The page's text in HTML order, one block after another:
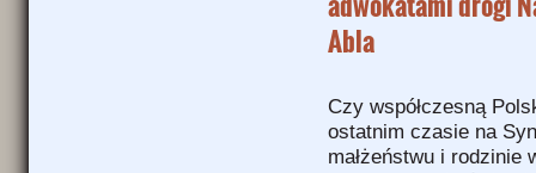
Abla
Czy współczesną
ostatnim czasie na
małżeństwu i rodzinie